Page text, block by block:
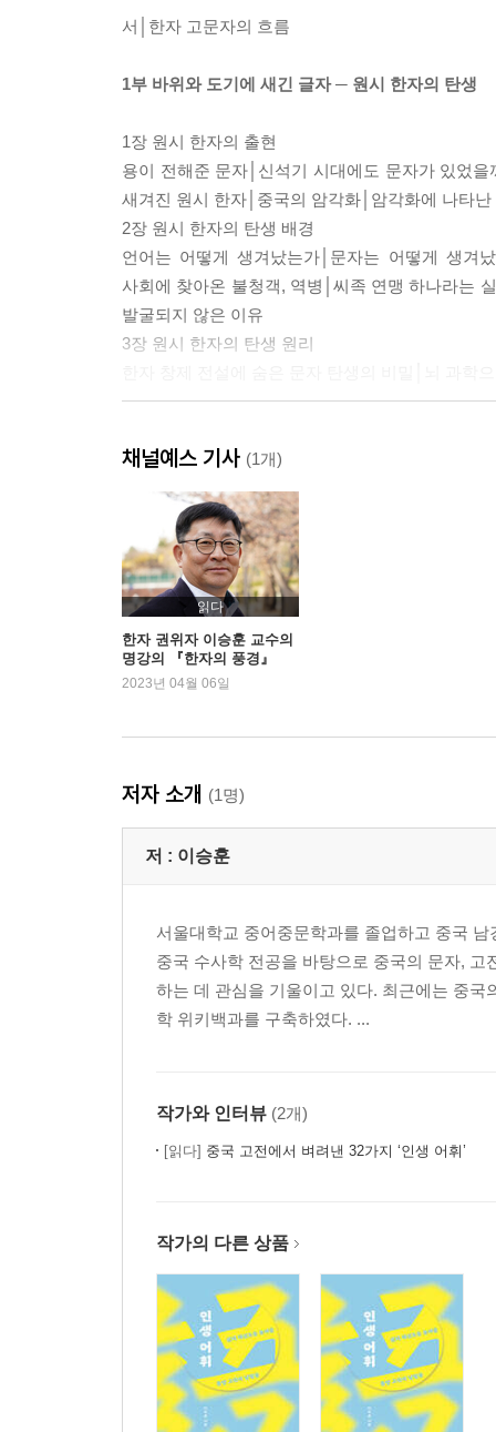
서│한자 고문자의 흐름
1부 바위와 도기에 새긴 글자 ─ 원시 한자의 탄생
1장 원시 한자의 출현
용이 전해준 문자│신석기 시대에도 문자가 있었
새겨진 원시 한자│중국의 암각화│암각화에 나타
2장 원시 한자의 탄생 배경
언어는 어떻게 생겨났는가│문자는 어떻게 생겨
사회에 찾아온 불청객, 역병│씨족 연맹 하나라는
발굴되지 않은 이유
3장 원시 한자의 탄생 원리
1장 갑골문의 탄생
상나라의 역사│갑골문은 어떻게 발견되었나│갑
어떻게 제작했을까│갑골문의 구성│갑골문의
밝혀낸 역사적 사실│진의 진실
2장 갑골문 속 사회 풍경
갑골문에 나타난 여성│글자에 남은 노예 사회의
않는 것을 그리는 글자 ─ 귀신과 죽음│새로움은
│갑골문에는 여름과 겨울이 없었다?
3부 청동기에 새긴 글자 ─ 고대 국가의 한자 금문
5장 금문의 문화적 특징
예기 ─ 무용지물의 청동기│거대 신전을 대신한
오해와 진실
대우정 ─ 천명을 처음 기록한 정│모공정 ─ 예술
8장 금문의 발전 과정
금문의 형태 변화│금문의 내용 변화
4부 기축 시대의 한자 ─ 육국고문
채널예스 기사 (1개)
읽다
한자 권위자 이승훈 교수의
명강의 『한자의 풍경』
2023년 04월 06일
저자 소개 (1명)
저 : 이승훈
서울대학교 중어중문학과를 졸업하고 중국
중국 수사학 전공을 바탕으로 중국의 문자,
하는 데 관심을 기울이고 있다. 최근에는 중
학 위키백과를 구축하였다. ...
작가와 인터뷰 (2개)
[읽다] 중국 고전에서 벼려낸 32가지 ‘인생 어휘’
작가의 다른 상품